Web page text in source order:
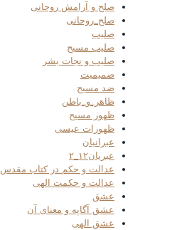
صلح و آرامش روحانی
صلح_روحانی
صلیب
صلیب مسیح
صلیب و نجات بشر
صمیمیت
ضد مسیح
ظاهر_و_باطن
ظهور مسیح
ظهورات عیسی
عبرانیان
عبریان۱۲_۲
عدالت و حکم در کتاب مقدس
عدالت و حکمت الهی
عشق
عشق آگاپه و معنای آن
عشق الهی